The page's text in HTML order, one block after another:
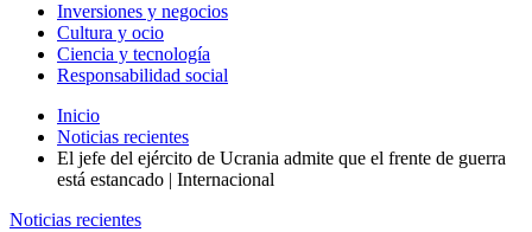
Inversiones y negocios
Cultura y ocio
Ciencia y tecnología
Responsabilidad social
Inicio
Noticias recientes
El jefe del ejército de Ucrania admite que el frente de guerra
está estancado | Internacional
Noticias recientes